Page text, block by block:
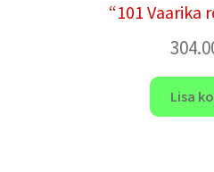
“101 Vaarika
Lisa